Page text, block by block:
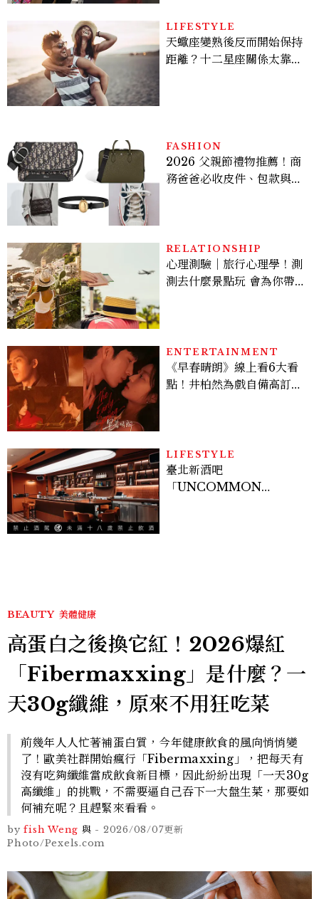
看點懶人包
LIFESTYLE
天蠍座變熟後反而開始保持
距離？十二星座關係太靠近
FASHION
2026 父親節禮物推薦！商
務爸爸必收皮件、包款與鞋
RELATIONSHIP
心理測驗｜旅行心理學！測
測去什麼景點玩 會為你帶來
ENTERTAINMENT
《早春晴朗》線上看6大看
點！井柏然為戲自備高訂，
LIFESTYLE
臺北新酒吧
「UNCOMMON
BEAUTY 美體健康
高蛋白之後換它紅！2026爆紅
「Fibermaxxing」是什麼？一
天30g纖維，原來不用狂吃菜
前幾年人人忙著補蛋白質，今年健康飲食的風向悄悄變
了！歐美社群開始瘋行「Fibermaxxing」，把每天有
沒有吃夠纖維當成飲食新目標，因此紛紛出現「一天30g
高纖維」的挑戰，不需要逼自己吞下一大盤生菜，那要如
何補充呢？且趕緊來看看。
by fish Weng 與 - 2026/08/07更新
Photo/Pexels.com